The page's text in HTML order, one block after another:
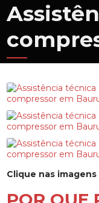
Clique nas imagens